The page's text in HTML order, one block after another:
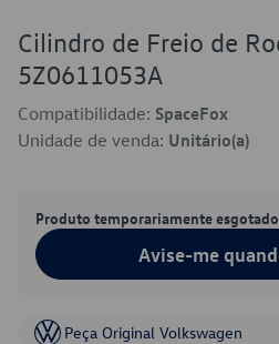
Cilindro de Freio de
5Z0611053A
Compatibilidade: SpaceFox
Unidade de venda: Unitário(a)
Produto temporariamente
Avise-me
Peça Original Volkswagen